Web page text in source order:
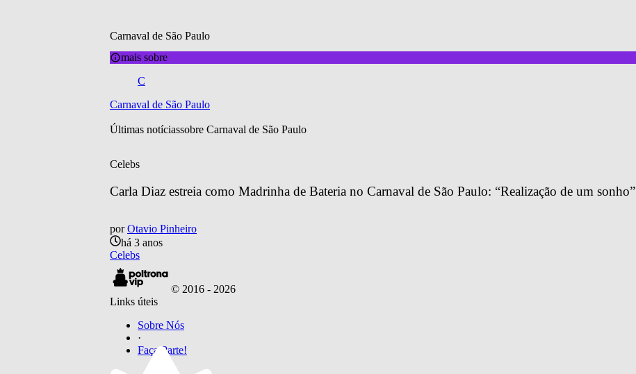
Carnaval de São Paulo
mais sobre
C
Carnaval de São Paulo
Últimas notíciassobre Carnaval de São Paulo
Celebs
Carla Diaz estreia como Madrinha de Bateria no Carnaval de São Paulo: “Realização de um sonho”
por Otavio Pinheiro
há 3 anos
Celebs
© 2016 - 2026
Links úteis
Sobre Nós
·
Faça Parte!